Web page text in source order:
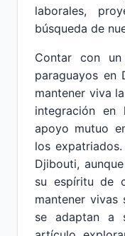
laborales,
búsqueda de
Contar con
paraguayos en
mantener viva
integración
apoyo mutuo
los
Djibouti,
su espíritu de
mantener
se adaptan a